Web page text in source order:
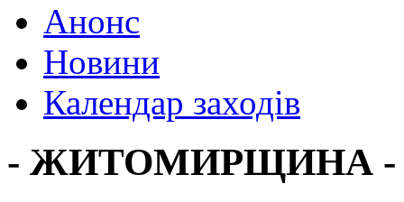
Анонс
Новини
Календар заходів
- ЖИТОМИРЩИНА -